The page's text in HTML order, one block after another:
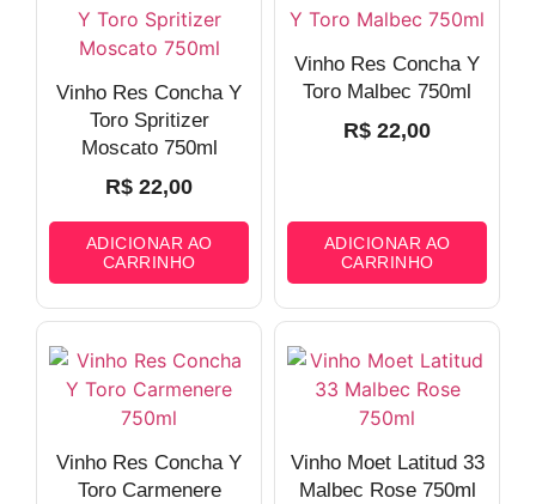
Vinho Res Concha Y
Toro Spritizer
Moscato 750ml
R$ 22,00
ADICIONAR AO
CARRINHO
Vinho Res Concha Y
Toro Malbec 750ml
R$ 22,00
ADICIONAR AO
CARRINHO
Vinho Res Concha Y
Toro Carmenere
Vinho Moet Latitud 33
Malbec Rose 750ml